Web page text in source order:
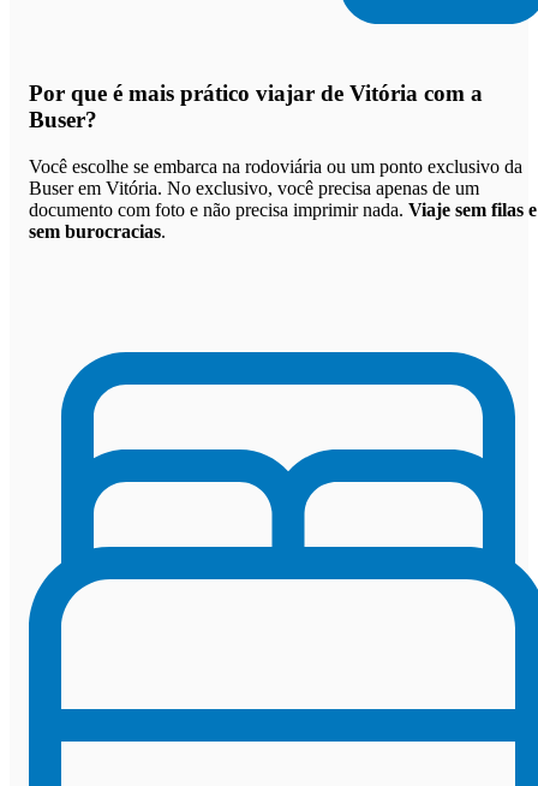
Por que é mais prático viajar de Vitória com a
Buser?
Você escolhe se embarca na rodoviária ou um ponto exclusivo da
Buser em Vitória. No exclusivo, você precisa apenas de um
documento com foto e não precisa imprimir nada. Viaje sem filas e
sem burocracias.